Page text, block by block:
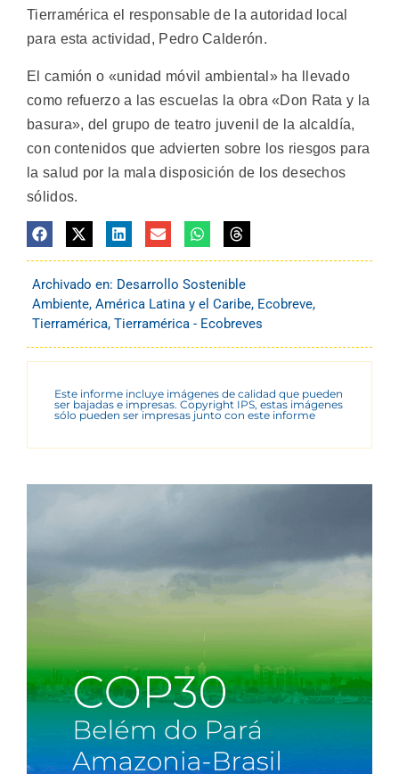
Tierramérica el responsable de la autoridad local
para esta actividad, Pedro Calderón.
El camión o «unidad móvil ambiental» ha llevado
como refuerzo a las escuelas la obra «Don Rata y la
basura», del grupo de teatro juvenil de la alcaldía,
con contenidos que advierten sobre los riesgos para
la salud por la mala disposición de los desechos
sólidos.
Archivado en: Desarrollo Sostenible
Ambiente, América Latina y el Caribe, Ecobreve,
Tierramérica, Tierramérica - Ecobreves
Este informe incluye imágenes de calidad que pueden
ser bajadas e impresas. Copyright IPS, estas imágenes
sólo pueden ser impresas junto con este informe